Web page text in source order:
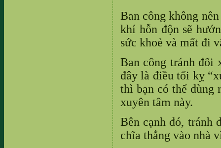
Ban công không
khí hỗn độn sẽ
sức khoẻ và mất đi
Ban công tránh đối
đây là điều tối kỵ
thì bạn có thể dùng
xuyên tâm này.
Bên cạnh đó, tránh
chĩa thẳng vào nhà